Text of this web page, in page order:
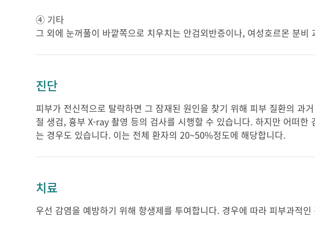
④ 기타
그 외에 눈꺼풀이 바깥쪽으로 치우치는 안검외반증이나, 여성호르몬 분
진단
피부가 전신적으로 탈락하면 그 잠재된 원인을 찾기 위해 피부 질환의 과
절 생검, 흉부 X-ray 촬영 등의 검사를 시행할 수 있습니다. 하지만 어떠
는 경우도 있습니다. 이는 전체 환자의 20~50%정도에 해당합니다.
치료
우선 감염을 예방하기 위해 항생제를 투여합니다. 경우에 따라 피부과적